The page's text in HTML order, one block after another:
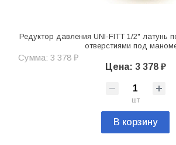
Редуктор давления UNI-FITT 1/2" латунь
отверстиями под
Сумма: 3 378 ₽
Цена: 3 378 ₽
шт
В корзину